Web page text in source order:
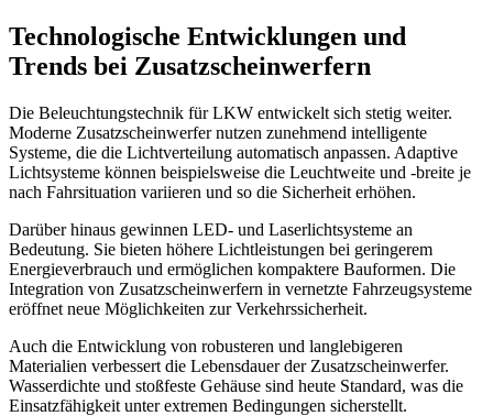
Technologische Entwicklungen und
Trends bei Zusatzscheinwerfern
Die Beleuchtungstechnik für LKW entwickelt sich stetig weiter.
Moderne Zusatzscheinwerfer nutzen zunehmend intelligente
Systeme, die die Lichtverteilung automatisch anpassen. Adaptive
Lichtsysteme können beispielsweise die Leuchtweite und -breite je
nach Fahrsituation variieren und so die Sicherheit erhöhen.
Darüber hinaus gewinnen LED- und Laserlichtsysteme an
Bedeutung. Sie bieten höhere Lichtleistungen bei geringerem
Energieverbrauch und ermöglichen kompaktere Bauformen. Die
Integration von Zusatzscheinwerfern in vernetzte Fahrzeugsysteme
eröffnet neue Möglichkeiten zur Verkehrssicherheit.
Auch die Entwicklung von robusteren und langlebigeren
Materialien verbessert die Lebensdauer der Zusatzscheinwerfer.
Wasserdichte und stoßfeste Gehäuse sind heute Standard, was die
Einsatzfähigkeit unter extremen Bedingungen sicherstellt.